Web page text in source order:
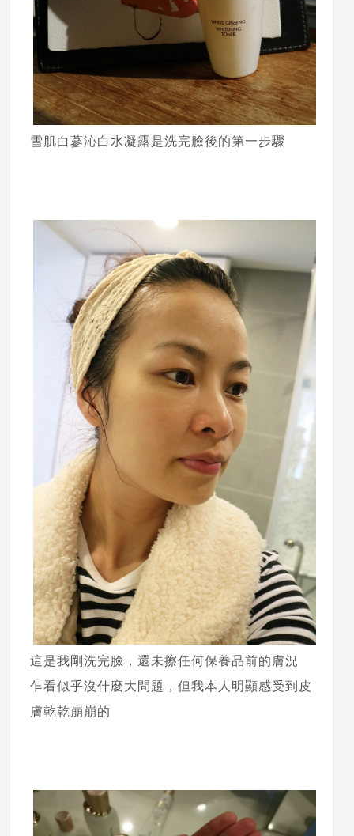
雪肌白蔘沁白水凝露是洗完臉後的第一步驟
這是我剛洗完臉，還未擦任何保養品前的膚況
乍看似乎沒什麼大問題，但我本人明顯感受到皮
膚乾乾崩崩的